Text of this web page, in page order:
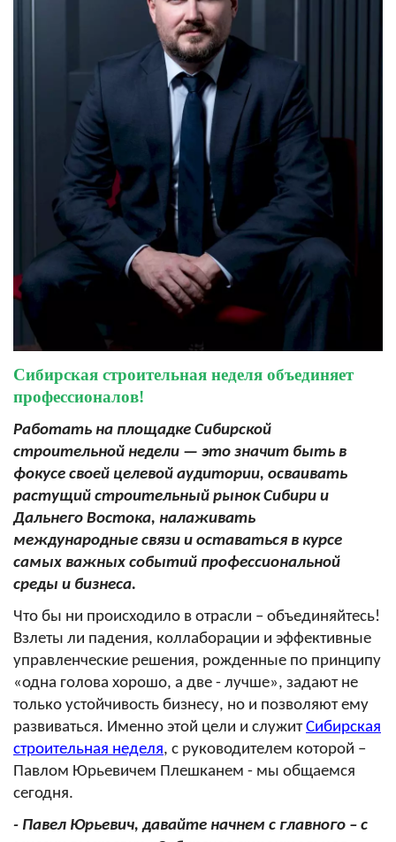
Сибирская строительная неделя объединяет
профессионалов!
Работать на площадке Сибирской
строительной недели — это значит быть в
фокусе своей целевой аудитории, осваивать
растущий строительный рынок Сибири и
Дальнего Востока, налаживать
международные связи и оставаться в курсе
самых важных событий профессиональной
среды и бизнеса.
Что бы ни происходило в отрасли – объединяйтесь!
Взлеты ли падения, коллаборации и эффективные
управленческие решения, рожденные по принципу
«одна голова хорошо, а две - лучше», задают не
только устойчивость бизнесу, но и позволяют ему
развиваться. Именно этой цели и служитСибирская
строительная неделя, с руководителем которой –
Павлом Юрьевичем Плешканем - мы общаемся
сегодня.
- Павел Юрьевич, давайте начнем с главного – с